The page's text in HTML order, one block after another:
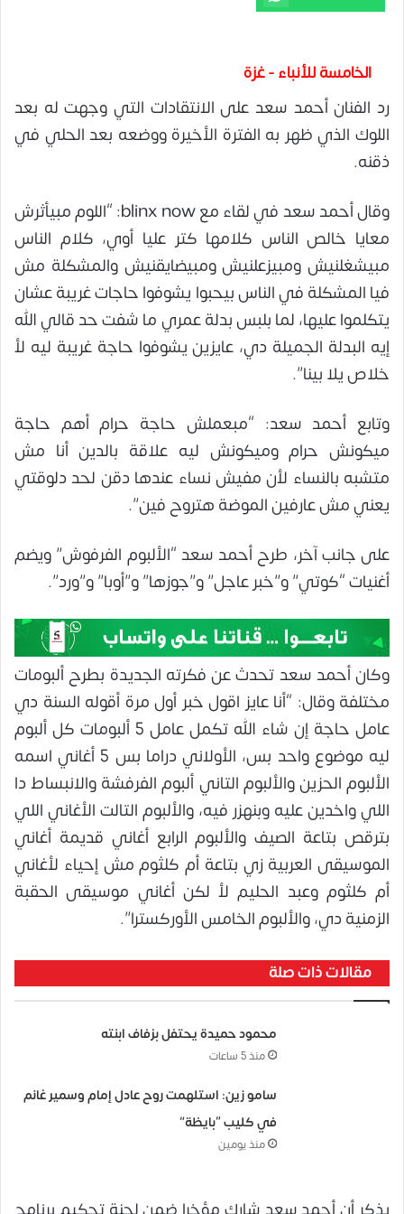
الخامسة للأنباء - غزة
رد الفنان أحمد سعد على الانتقادات التي وجهت له بعد
اللوك الذي ظهر به الفترة الأخيرة ووضعه بعد الحلي في
ذقنه.
وقال أحمد سعد في لقاء مع blinx now: “اللوم مبيأثرش
معايا خالص الناس كلامها كتر عليا أوي، كلام الناس
مبيشغلنيش ومبيزعلنيش ومبيضايقنيش والمشكلة مش
فيا المشكلة في الناس بيحبوا يشوفوا حاجات غريبة عشان
يتكلموا عليها، لما بلبس بدلة عمري ما شفت حد قالي الله
إيه البدلة الجميلة دي، عايزين يشوفوا حاجة غريبة ليه لأ
خلاص يلا بينا”.
وتابع أحمد سعد: “مبعملش حاجة حرام أهم حاجة
ميكونش حرام وميكونش ليه علاقة بالدين أنا مش
متشبه بالنساء لأن مفيش نساء عندها دقن لحد دلوقتي
يعني مش عارفين الموضة هتروح فين”.
على جانب آخر، طرح أحمد سعد “الألبوم الفرفوش” ويضم
أغنيات “كوتي” و”خبر عاجل” و”جوزها” و”أوبا” و”ورد”.
وكان أحمد سعد تحدث عن فكرته الجديدة بطرح ألبومات
مختلفة وقال: “أنا عايز اقول خبر أول مرة أقوله السنة دي
عامل حاجة إن شاء الله تكمل عامل 5 ألبومات كل ألبوم
ليه موضوع واحد بس، الأولاني دراما بس 5 أغاني اسمه
الألبوم الحزين والألبوم التاني ألبوم الفرفشة والانبساط دا
اللي واخدين عليه وبنهزر فيه، والألبوم التالت الأغاني اللي
بترقص بتاعة الصيف والألبوم الرابع أغاني قديمة أغاني
الموسيقى العربية زي بتاعة أم كلثوم مش إحياء لأغاني
أم كلثوم وعبد الحليم لأ لكن أغاني موسيقى الحقبة
الزمنية دي، والألبوم الخامس الأوركسترا”.
مقالات ذات صلة
محمود حميدة يحتفل بزفاف ابنته
منذ 5 ساعات
سامو زين: استلهمت روح عادل إمام وسمير غانم
في كليب “بايظة”
منذ يومين